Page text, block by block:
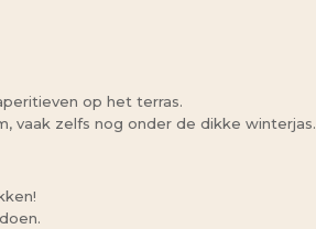
op het terras.
vaak zelfs nog onder de dikke winterjas.